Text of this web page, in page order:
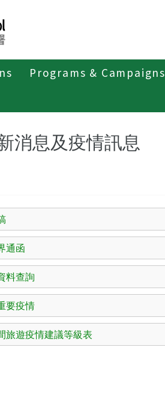
Programs & Campaigns
消息及疫情訊息
通函
料查詢
要疫情
旅遊疫情建議等級表